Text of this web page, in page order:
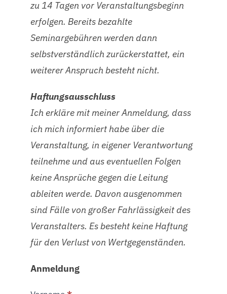
zu 14 Tagen vor Veranstaltungsbeginn
erfolgen. Bereits bezahlte
Seminargebühren werden dann
selbstverständlich zurückerstattet, ein
weiterer Anspruch besteht nicht.
Haftungsausschluss
Ich erkläre mit meiner Anmeldung, dass
ich mich informiert habe über die
Veranstaltung, in eigener Verantwortung
teilnehme und aus eventuellen Folgen
keine Ansprüche gegen die Leitung
ableiten werde. Davon ausgenommen
sind Fälle von großer Fahrlässigkeit des
Veranstalters. Es besteht keine Haftung
für den Verlust von Wertgegenständen.
Anmeldung